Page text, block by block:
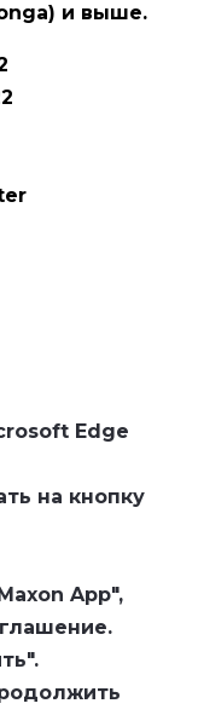
и выше.
Edge
на кнопку
App",